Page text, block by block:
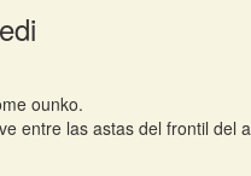
ounko.
entre las astas del frontil del